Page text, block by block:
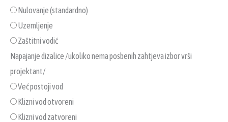
Nulovanje (standardno)
Uzemljenje
Zaštitni vodić
Napajanje dizalice /ukoliko nema posbenih zahtjeva izbor vrši
projektant/
Već postoji vod
Klizni vod otvoreni
Klizni vod zatvoreni